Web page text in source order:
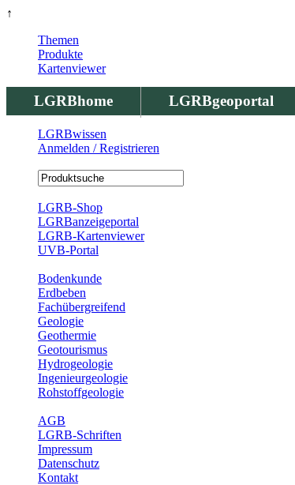
↑
LGRBhome LGRBgeoportal
Themen
Produkte
Kartenviewer
LGRBwissen
Anmelden / Registrieren
LGRB-Shop
LGRBanzeigeportal
LGRB-Kartenviewer
UVB-Portal
Bodenkunde
Erdbeben
Fachübergreifend
Geologie
Geothermie
Geotourismus
Hydrogeologie
Ingenieurgeologie
Rohstoffgeologie
AGB
LGRB-Schriften
Impressum
Datenschutz
Kontakt